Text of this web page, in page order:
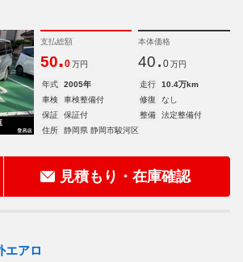
支払総額
50.0 万円
本体価格
40. 0 万円
年式 2005年 走行
10.4万km
車検
車検整備付 修復
なし
保証
保証付 整備
法定整備付
住所
静岡県 静岡市駿河区
見積もり・在庫確認
エアロ